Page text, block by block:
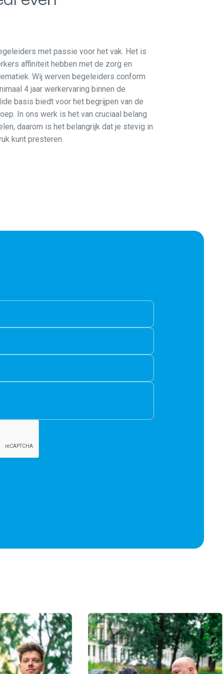
met passie voor het vak. Het is
affiniteit hebben met de zorg en
Wij werven begeleiders conform
4 jaar werkervaring binnen de
basis biedt voor het begrijpen van de
In ons werk is het van cruciaal belang
daarom is het belangrijk dat je stevig in
kunt presteren.